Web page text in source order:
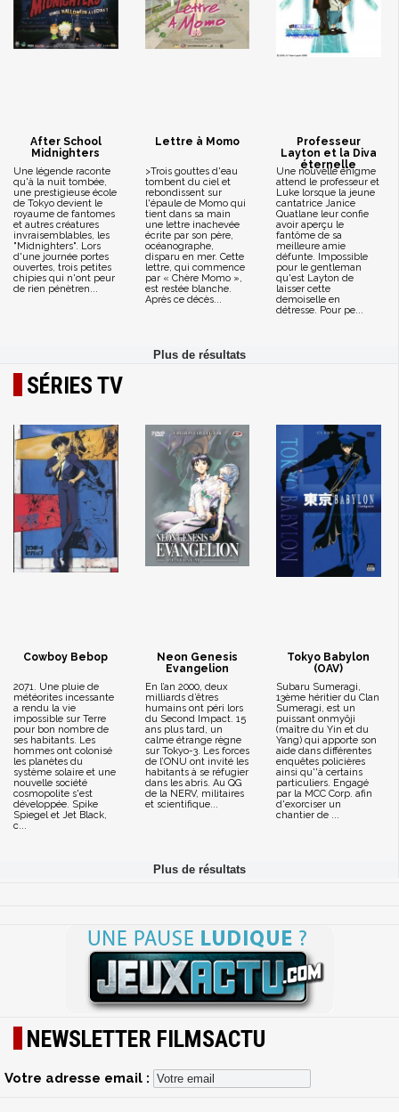
After School
Midnighters
Une légende raconte
qu'à la nuit tombée,
une prestigieuse école
de Tokyo devient le
royaume de fantomes
et autres créatures
invraisemblables, les
"Midnighters". Lors
d'une journée portes
ouvertes, trois petites
chipies qui n'ont peur
de rien pénètren...
Lettre à Momo
>Trois gouttes d'eau
tombent du ciel et
rebondissent sur
l'épaule de Momo qui
tient dans sa main
une lettre inachevée
écrite par son père,
océanographe,
disparu en mer. Cette
lettre, qui commence
par « Chère Momo »,
est restée blanche.
Après ce décès...
Professeur
Layton et la Diva
éternelle
Une nouvelle énigme
attend le professeur et
Luke lorsque la jeune
cantatrice Janice
Quatlane leur confie
avoir aperçu le
fantôme de sa
meilleure amie
défunte. Impossible
pour le gentleman
qu'est Layton de
laisser cette
demoiselle en
détresse. Pour pe...
SÉRIES TV
Cowboy Bebop
2071. Une pluie de
météorites incessante
a rendu la vie
impossible sur Terre
pour bon nombre de
ses habitants. Les
hommes ont colonisé
les planètes du
système solaire et une
nouvelle société
cosmopolite s'est
développée. Spike
Spiegel et Jet Black,
c...
Neon Genesis
Evangelion
En l’an 2000, deux
milliards d’êtres
humains ont péri lors
du Second Impact. 15
ans plus tard, un
calme étrange règne
sur Tokyo-3. Les forces
de l’ONU ont invité les
habitants à se réfugier
dans les abris. Au QG
de la NERV, militaires
et scientifique...
Tokyo Babylon
(OAV)
Subaru Sumeragi,
13ème héritier du Clan
Sumeragi, est un
puissant onmyôji
(maître du Yin et du
Yang) qui apporte son
aide dans différentes
enquêtes policières
ainsi qu''à certains
particuliers. Engagé
par la MCC Corp. afin
d'exorciser un
chantier de ...
NEWSLETTER FILMSACTU
Votre adresse email :